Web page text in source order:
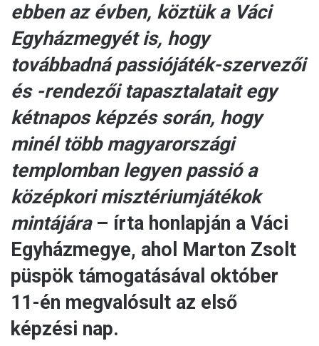
ebben az évben, köztük a Váci
Egyházmegyét is, hogy
továbbadná passiójáték-szervezői
és -rendezői tapasztalatait egy
kétnapos képzés során, hogy
minél több magyarországi
templomban legyen passió a
középkori misztériumjátékok
mintájára– írta honlapján a Váci
Egyházmegye, ahol Marton Zsolt
püspök támogatásával október
11-én megvalósult az első
képzési nap.